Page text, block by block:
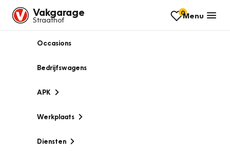
Vakgarage
Straathof
0Menu
Occasions
Bedrijfswagens
APK
Werkplaats
Diensten